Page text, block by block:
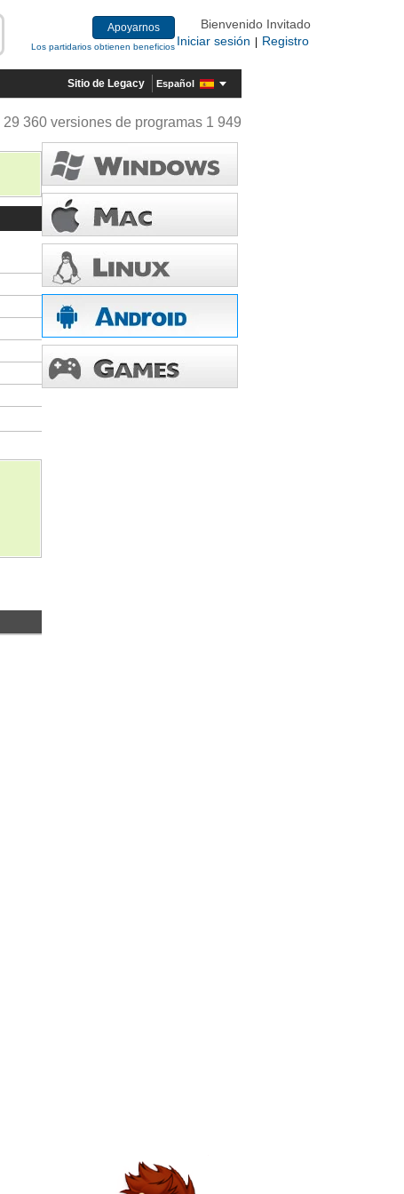
Apoyarnos
Los partidarios obtienen beneficios
Bienvenido Invitado
Iniciar sesión
Registro
Sitio de Legacy Español
29 360 versiones de programas 1 949